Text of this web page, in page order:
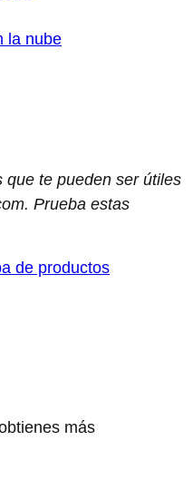
la nube
que te pueden ser útiles
Prueba estas
de productos
más